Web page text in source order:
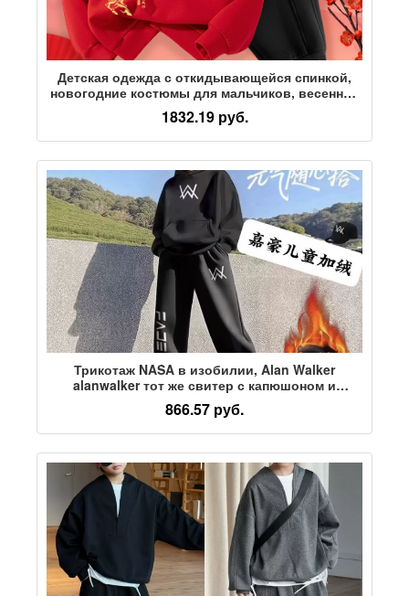
Детская одежда с откидывающейся спинкой,
новогодние костюмы для мальчиков, весенние
и осенние модели, детская зимняя модная
спортивная одежда, весенний костюм-двойка
для больших детей
1832.19 руб.
Трикотаж NASA в изобилии, Alan Walker
alanwalker тот же свитер с капюшоном и
бархатный осенне-зимний костюм для
мальчиков в тренде
866.57 руб.